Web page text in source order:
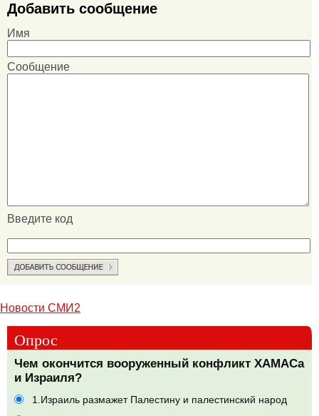
Добавить сообщение
Имя
Сообщение
Введите код
Новости СМИ2
Опрос
Чем окончится вооруженный конфликт ХАМАСа
и Израиля?
1.Израиль размажет Палестину и палестинский народ